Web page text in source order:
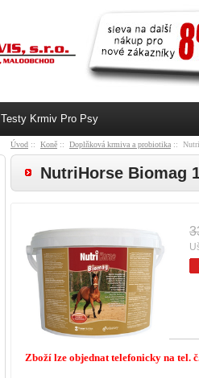
Testy Krmiv Pro Psy
Úvod :: Koně :: Doplňková krmiva a probiotika ::
NutriHorse Biomag
Zboží lze objednat telefonicky na tel.